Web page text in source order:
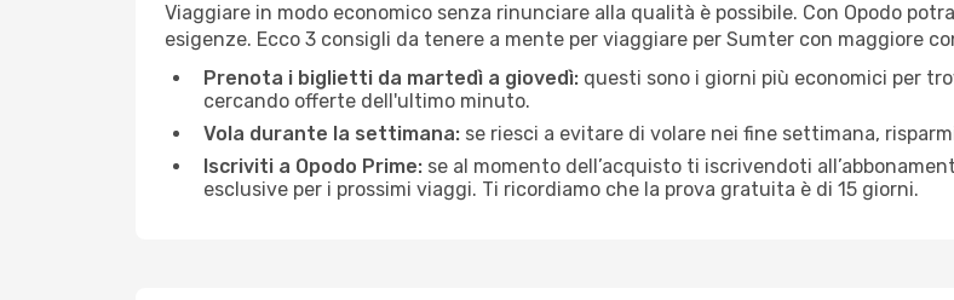
Viaggiare in modo economico senza rinunciare alla qualità è possibile. Con Opodo
esigenze. Ecco 3 consigli da tenere a mente per viaggiare per Sumter con maggiore
Prenota i biglietti da martedì a giovedì: questi sono i giorni più economici per
cercando offerte dell'ultimo minuto.
Vola durante la settimana: se riesci a evitare di volare nei fine settimana,
Iscriviti a Opodo Prime: se al momento dell’acquisto ti iscrivendoti
esclusive per i prossimi viaggi. Ti ricordiamo che la prova gratuita è di 15 giorni.